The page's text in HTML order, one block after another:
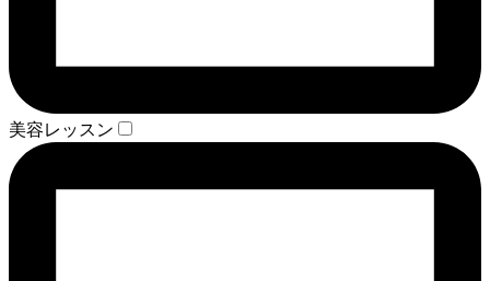
美容レッスン